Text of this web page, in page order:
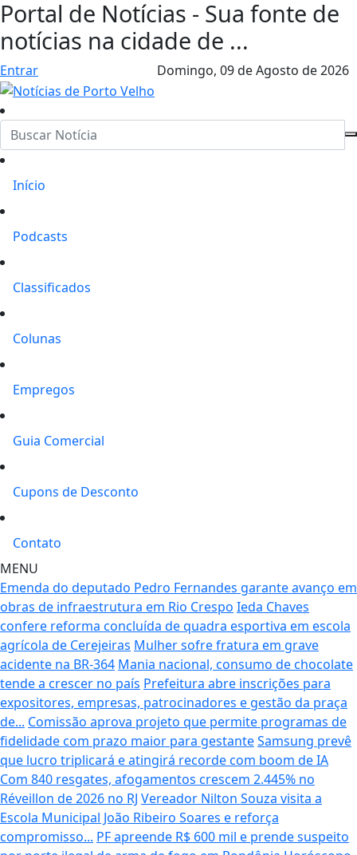
Portal de Notícias - Sua fonte de
notícias na cidade de ...
Entrar Domingo, 09 de Agosto de 2026
Início
Podcasts
Classificados
Colunas
Empregos
Guia Comercial
Cupons de Desconto
Contato
MENU
Emenda do deputado Pedro Fernandes garante avanço em
obras de infraestrutura em Rio Crespo Ieda Chaves
confere reforma concluída de quadra esportiva em escola
agrícola de Cerejeiras Mulher sofre fratura em grave
acidente na BR-364 Mania nacional, consumo de chocolate
tende a crescer no país Prefeitura abre inscrições para
expositores, empresas, patrocinadores e gestão da praça
de... Comissão aprova projeto que permite programas de
fidelidade com prazo maior para gestanteSamsung prevê
que lucro triplicará e atingirá recorde com boom de IA
Com 840 resgates, afogamentos crescem 2.445% no
Réveillon de 2026 no RJ Vereador Nilton Souza visita a
Escola Municipal João Ribeiro Soares e reforça
compromisso... PF apreende R$ 600 mil e prende suspeito